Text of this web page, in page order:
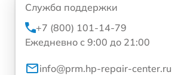
Служба поддержки
+7 (800) 101-14-79
Ежедневно с 9:00 до 21:00
info@prm.hp-repair-center.ru